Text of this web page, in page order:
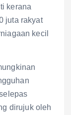
kerana
juta rakyat
kecil
dirujuk oleh